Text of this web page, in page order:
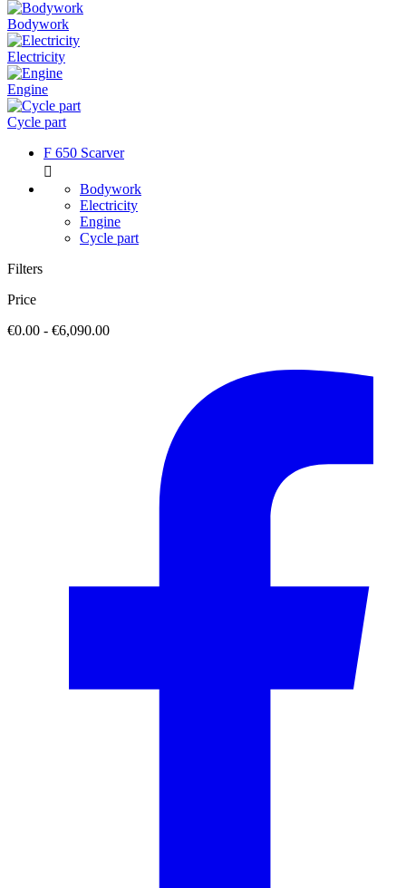
Bodywork
Electricity
Engine
Cycle part
F 650 Scarver

Bodywork
Electricity
Engine
Cycle part
Filters
Price
€0.00 - €6,090.00